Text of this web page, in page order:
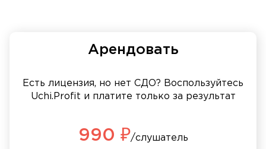
Арендовать
Есть лицензия, но нет СДО? Воспользуйтесь
Uchi.Profit и платите только за результат
990 ₽/слушатель